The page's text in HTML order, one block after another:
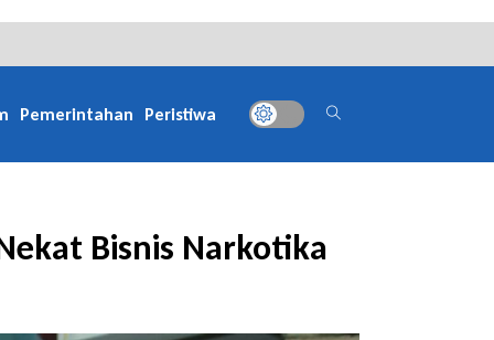
Pemerintahan Peristiwa
Bisnis Narkotika